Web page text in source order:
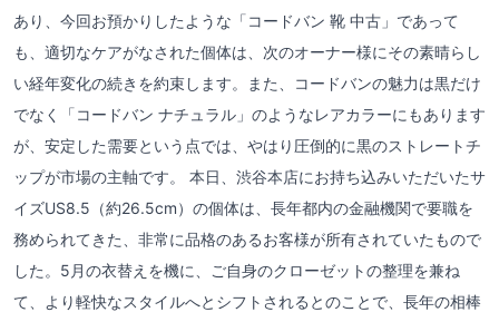
あり、今回お預かりしたような「コードバン 靴 中古」であって
も、適切なケアがなされた個体は、次のオーナー様にその素晴らし
い経年変化の続きを約束します。また、コードバンの魅力は黒だけ
でなく「コードバン ナチュラル」のようなレアカラーにもあります
が、安定した需要という点では、やはり圧倒的に黒のストレートチ
ップが市場の主軸です。 本日、渋谷本店にお持ち込みいただいたサ
イズUS8.5（約26.5cm）の個体は、長年都内の金融機関で要職を
務められてきた、非常に品格のあるお客様が所有されていたもので
した。5月の衣替えを機に、ご自身のクローゼットの整理を兼ね
て、より軽快なスタイルへとシフトされるとのことで、長年の相棒